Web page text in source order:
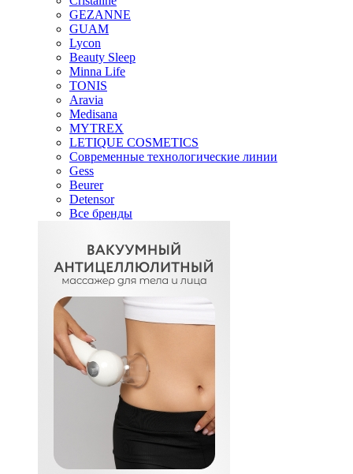
GEZANNE
GUAM
Lycon
Beauty Sleep
Minna Life
TONIS
Aravia
Medisana
MYTREX
LETIQUE COSMETICS
Современные технологические линии
Gess
Beurer
Detensor
Все бренды